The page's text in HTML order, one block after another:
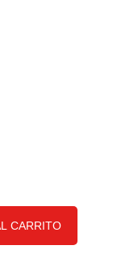
CARRITO